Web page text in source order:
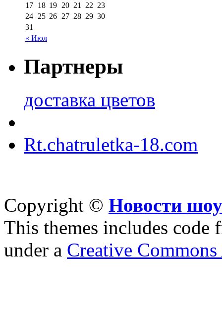
« Июл
17 18 19 20 21 22 23
24 25 26 27 28 29 30
31
Партнеры
доставка цветов
Rt.chatruletka-18.com
Copyright © Новости
This themes includes code
under a Creative